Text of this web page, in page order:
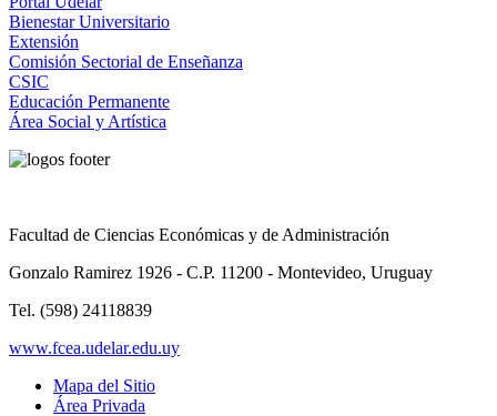
Bienestar Universitario
Extensión
Comisión Sectorial de Enseñanza
CSIC
Educación Permanente
Área Social y Artística
Facultad de Ciencias Económicas y de Administración
Gonzalo Ramirez 1926 - C.P. 11200 - Montevideo, Uruguay
Tel. (598) 24118839
www.fcea.udelar.edu.uy
Mapa del Sitio
Área Privada